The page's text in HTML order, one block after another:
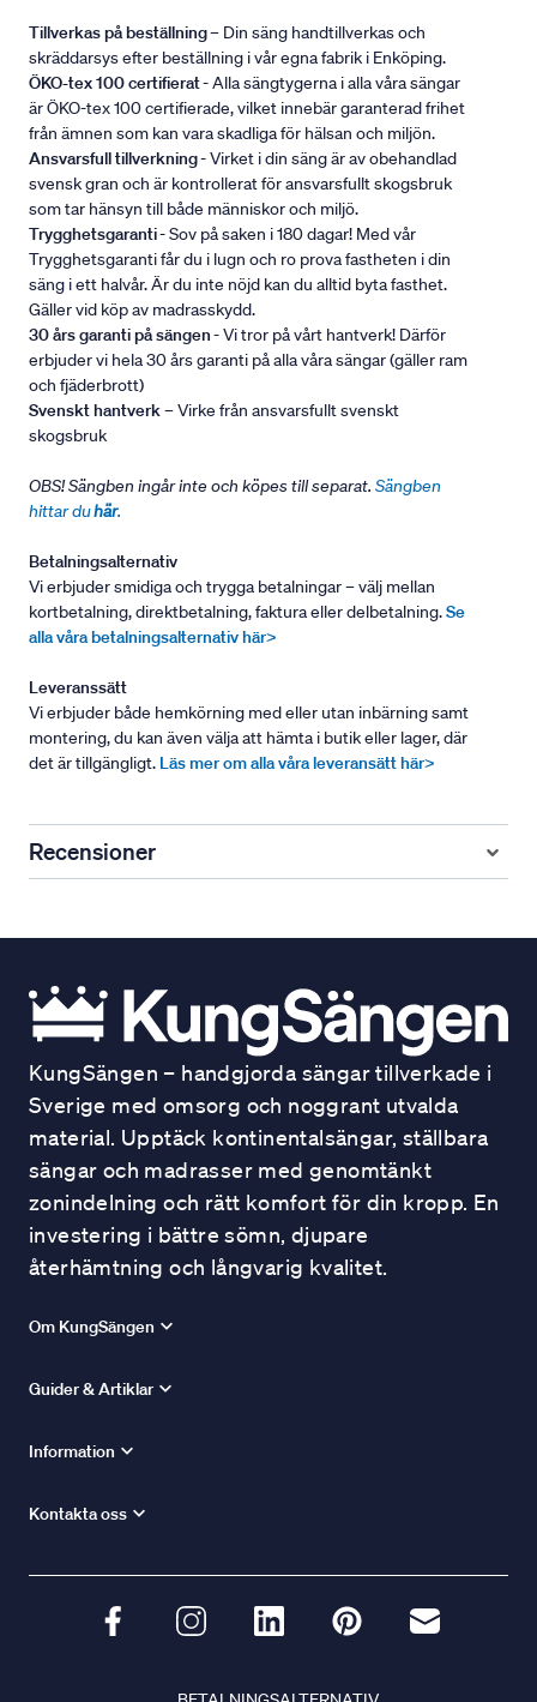
Tillverkas på beställning– Din säng handtillverkas och
skräddarsys efter beställning i vår egna fabrik i Enköping.
ÖKO-tex 100 certifierat- Alla sängtygerna i alla våra sängar
är ÖKO-tex 100 certifierade, vilket innebär garanterad frihet
från ämnen som kan vara skadliga för hälsan och miljön.
Ansvarsfull tillverkning- Virket i din säng är av obehandlad
svensk gran och är kontrollerat för ansvarsfullt skogsbruk
som tar hänsyn till både människor och miljö.
Trygghetsgaranti- Sov på saken i 180 dagar! Med vår
Trygghetsgaranti får du i lugn och ro prova fastheten i din
säng i ett halvår. Är du inte nöjd kan du alltid byta fasthet.
Gäller vid köp av madrasskydd.
30 års garanti på sängen- Vi tror på vårt hantverk! Därför
erbjuder vi hela 30 års garanti på alla våra sängar (gäller ram
och fjäderbrott)
Svenskt hantverk– Virke från ansvarsfullt svenskt
skogsbruk
OBS! Sängben ingår inte och köpes till separat. Sängben
hittar duhär.
Betalningsalternativ
Vi erbjuder smidiga och trygga betalningar – välj mellan
kortbetalning, direktbetalning, faktura eller delbetalning.Se
alla våra betalningsalternativ här>
Leveranssätt
Vi erbjuder både hemkörning med eller utan inbärning samt
montering, du kan även välja att hämta i butik eller lager, där
det är tillgängligt. Läs mer om alla våra leveransätt här>
Recensioner
KungSängen – handgjorda sängar tillverkade i
Sverige med omsorg och noggrant utvalda
material. Upptäck kontinentalsängar, ställbara
sängar och madrasser med genomtänkt
zonindelning och rätt komfort för din kropp. En
investering i bättre sömn, djupare
återhämtning och långvarig kvalitet.
Om KungSängen
Guider & Artiklar
Information
Kontakta oss